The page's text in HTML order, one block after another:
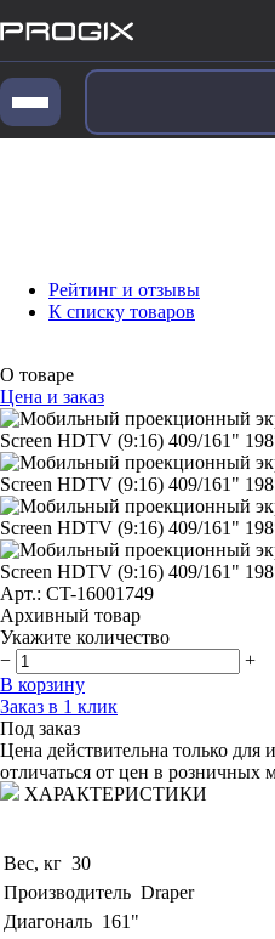
Рейтинг и отзывы
К списку товаров
О товаре
Цена и заказ
Арт.: CT-16001749
Архивный товар
Укажите количество
−
+
В корзину
Заказ в 1 клик
Под заказ
Цена действительна только для
отличаться от цен в розничных
ХАРАКТЕРИСТИКИ
Вес, кг 30
Производитель Draper
Диагональ 161"